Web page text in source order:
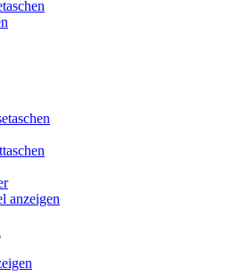
anzeigen